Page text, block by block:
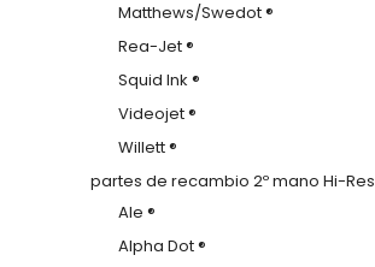
Matthews/Swedot ®
Rea-Jet ®
Squid Ink ®
Videojet ®
Willett ®
partes de recambio 2º mano Hi-Res
Ale ®
Alpha Dot ®